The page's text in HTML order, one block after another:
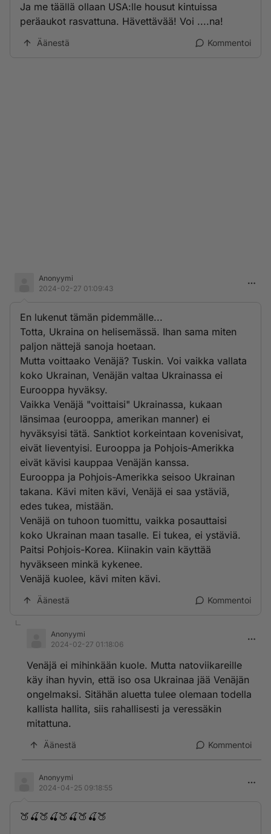
Ja me täällä ollaan USA:lle housut kintuissa
peräaukot rasvattuna. Hävettävää! Voi ....na!
Äänestä Kommentoi
Anonyymi
2024-02-27 01:09:43
En lukenut tämän pidemmälle...
Totta, Ukraina on helisemässä. Ihan sama miten
paljon nättejä sanoja hoetaan.
Mutta voittaako Venäjä? Tuskin. Voi vaikka vallata
koko Ukrainan, Venäjän valtaa Ukrainassa ei
Eurooppa hyväksy.
Vaikka Venäjä "voittaisi" Ukrainassa, kukaan
länsimaa (eurooppa, amerikan manner) ei
hyväksyisi tätä. Sanktiot korkeintaan kovenisivat,
eivät lieventyisi. Eurooppa ja Pohjois-Amerikka
eivät kävisi kauppaa Venäjän kanssa.
Eurooppa ja Pohjois-Amerikka seisoo Ukrainan
takana. Kävi miten kävi, Venäjä ei saa ystäviä,
edes tukea, mistään.
Venäjä on tuhoon tuomittu, vaikka posauttaisi
koko Ukrainan maan tasalle. Ei tukea, ei ystäviä.
Paitsi Pohjois-Korea. Kiinakin vain käyttää
hyväkseen minkä kykenee.
Venäjä kuolee, kävi miten kävi.
Äänestä Kommentoi
Anonyymi
2024-02-27 01:18:06
Venäjä ei mihinkään kuole. Mutta natoviikareille
käy ihan hyvin, että iso osa Ukrainaa jää Venäjän
ongelmaksi. Sitähän aluetta tulee olemaan todella
kallista hallita, siis rahallisesti ja veressäkin
mitattuna.
Äänestä Kommentoi
Anonyymi
2024-04-25 09:18:55
🍑🍒🍑🍒🍑🍒🍑🍒🍑